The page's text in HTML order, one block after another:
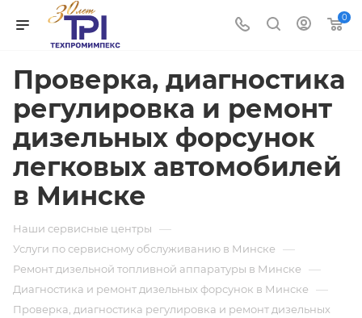
0
Проверка, диагностика
регулировка и ремонт
дизельных форсунок
легковых автомобилей
в Минске
Наши сервисные центры —
Услуги по сервисному обслуживанию в Минске —
Ремонт дизельной топливной аппаратуры в Минске —
Диагностика и ремонт дизельных форсунок в Минске —
Проверка, диагностика регулировка и ремонт дизельных